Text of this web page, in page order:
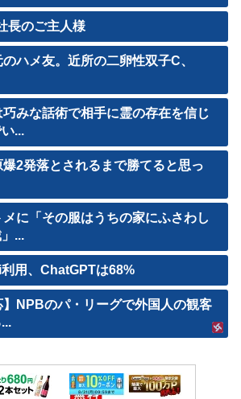
長のご主人様
のハメ友。近所の二卵性双子C、
みな話術で相手に霊の存在を信じ
...
2発落とされるまで勝てると思っ
に「その服はうちの家にふさわし
...
用、ChatGPTは68%
】NPBのパ・リーグで外国人の観客